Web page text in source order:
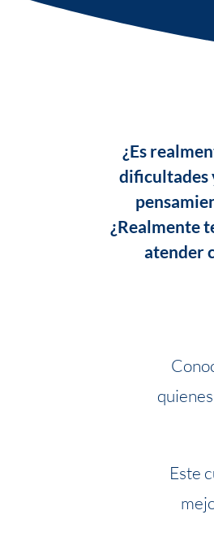
¿Es
dificultades
¿Realmente
atender
Este